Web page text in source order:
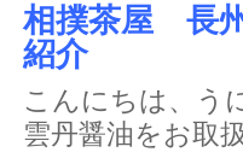
相撲茶屋 長
紹介
こんにちは、う
雲丹醤油をお取